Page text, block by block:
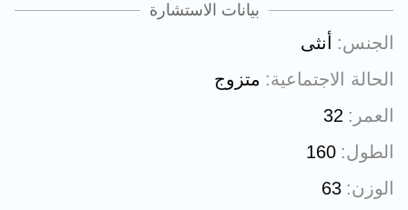
بيانات الاستشارة
الجنس
أنثى
الحالة الاجتماعية
متزوج
العمر
32
الطول 160
الوزن 63